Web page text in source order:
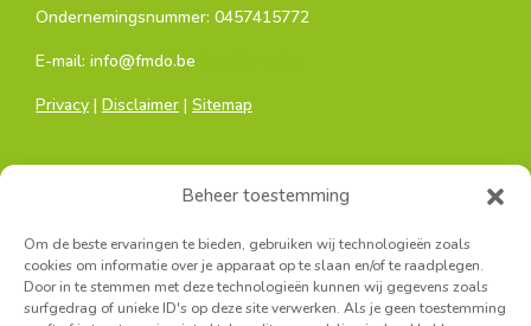
Beheer toestemming
Om de beste ervaringen te bieden, gebruiken wij technologieën zoals
cookies om informatie over je apparaat op te slaan en/of te raadplegen.
Door in te stemmen met deze technologieën kunnen wij gegevens zoals
surfgedrag of unieke ID's op deze site verwerken. Als je geen toestemming
Ondernemingsnummer: 0457415772
E-mail: info@fmdo.be
Privacy | Disclaimer | Sitemap
Hoofdkantoor:
Sainctelettesquare 19, 1000 Brussel